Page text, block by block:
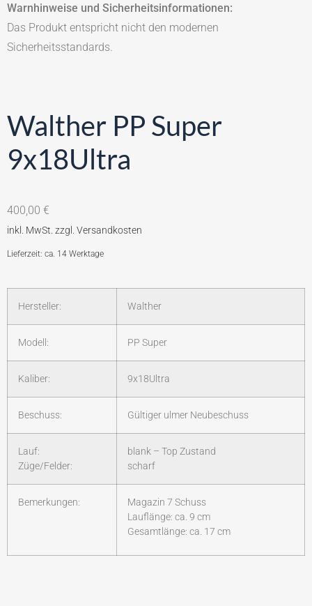
Warnhinweise und Sicherheitsinformationen:
Das Produkt entspricht nicht den modernen
Sicherheitsstandards.
Walther PP Super
9x18Ultra
400,00 €
Lieferzeit: ca. 14 Werktage
Hersteller: Walther
Modell: PP Super
Kaliber: 9x18Ultra
Beschuss: Gültiger ulmer Neubeschuss
Lauf:
Züge/Felder:
blank – Top Zustand
scharf
Bemerkungen:
Magazin 7 Schuss
Lauflänge: ca. 9 cm
Gesamtlänge: ca. 17 cm